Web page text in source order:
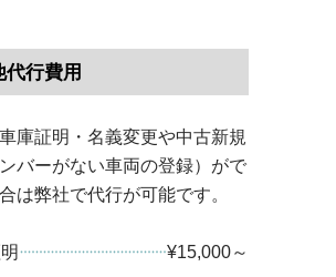
代行費用
庫証明・名義変更や中古新規
バーがない車両の登録）がで
は弊社で代行が可能です。
¥15,000～